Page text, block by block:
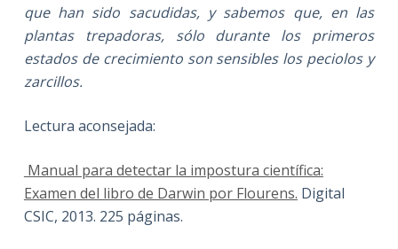
que han sido sacudidas, y sabemos que, en las
plantas trepadoras, sólo durante los primeros
estados de crecimiento son sensibles los peciolos y
zarcillos.
Lectura aconsejada:
Manual para detectar la impostura científica:
Examen del libro de Darwin por Flourens. Digital
CSIC, 2013. 225 páginas.